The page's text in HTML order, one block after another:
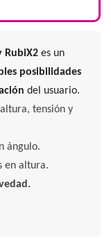
RubiX2 es un
posibilidades
del usuario.
tensión y
ángulo.
en altura.